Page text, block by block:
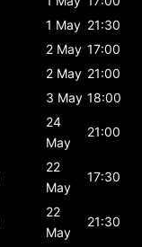
1 May 21:30
2 May 17:00
2 May 21:00
3 May 18:00
24
May
21:00
22
May
17:30
22
May
21:30